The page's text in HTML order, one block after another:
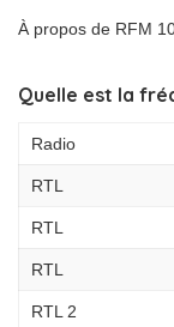
À propos de RFM
Quelle est la
Radio
RTL
RTL
RTL
RTL 2